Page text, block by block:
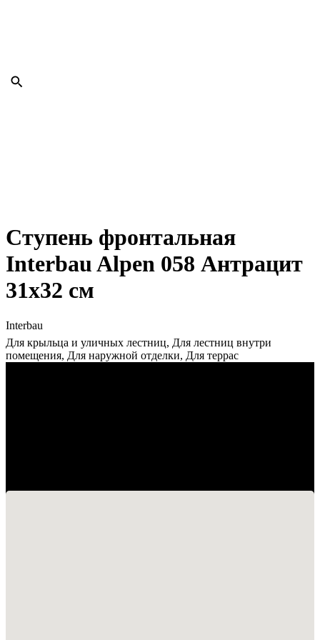
Ступень фронтальная
Interbau Alpen 058 Антрацит
31x32 см
Interbau
Для крыльца и уличных лестниц, Для лестниц внутри
помещения, Для наружной отделки, Для террас